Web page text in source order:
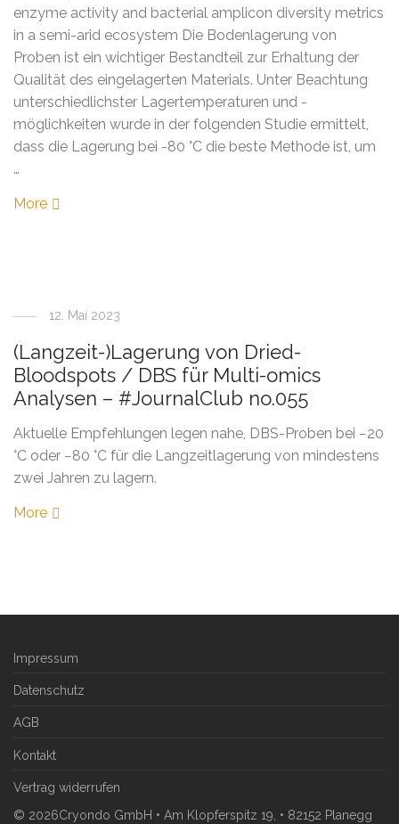
enzyme activity and bacterial amplicon diversity metrics
in a semi-arid ecosystem Die Bodenlagerung von
Proben ist ein wichtiger Bestandteil zur Erhaltung der
Qualität des eingelagerten Materials. Unter Beachtung
unterschiedlichster Lagertemperaturen und -
möglichkeiten wurde in der folgenden Studie ermittelt,
dass die Lagerung bei -80 °C die beste Methode ist, um
…
More
12. Mai 2023
(Langzeit-)Lagerung von Dried-
Bloodspots / DBS für Multi-omics
Analysen – #JournalClub no.055
Aktuelle Empfehlungen legen nahe, DBS-Proben bei −20
°C oder −80 °C für die Langzeitlagerung von mindestens
zwei Jahren zu lagern.
More
Impressum
Datenschutz
AGB
Kontakt
Vertrag widerrufen
© 2026Cryondo GmbH • Am Klopferspitz 19, • 82152 Planegg